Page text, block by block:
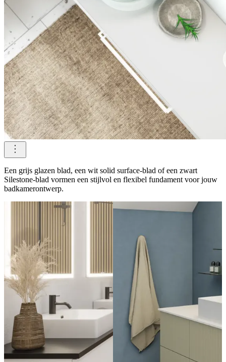
Een grijs glazen blad, een wit solid surface-blad of een zwart
Silestone-blad vormen een stijlvol en flexibel fundament voor jouw
badkamerontwerp.